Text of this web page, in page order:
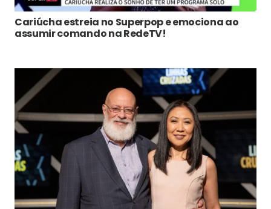
Cariúcha estreia no Superpop e emociona ao
assumir comando na RedeTV!